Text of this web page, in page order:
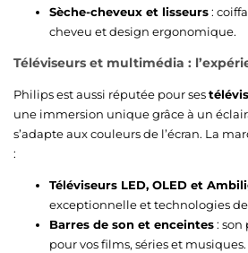
Sèche-cheveux et lisseurs:
cheveu et design ergonomique.
Téléviseurs et multimédia :
Philips est aussi réputée pour ses
une immersion unique grâce à un
s’adapte aux couleurs de l’écran. La
:
Téléviseurs LED, OLED et
exceptionnelle et technologies
Barres de son et enceintes: son
pour vos films, séries et musiques.